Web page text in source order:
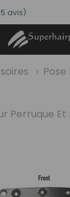
avis)
Perruque